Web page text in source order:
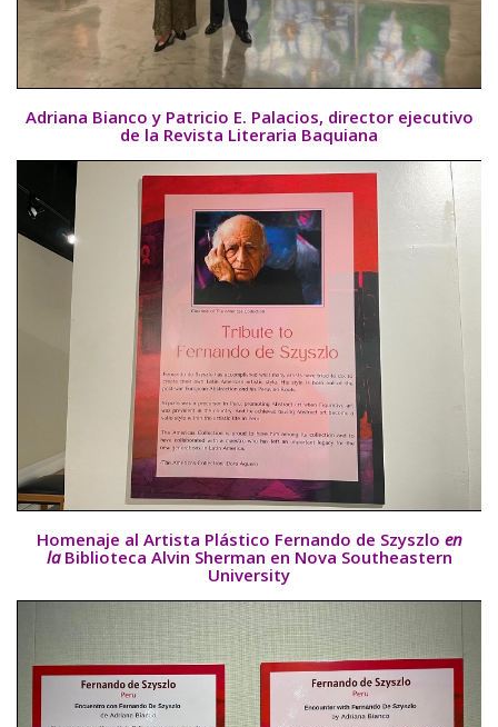
Adriana Bianco y Patricio E. Palacios, director ejecutivo
de la Revista Literaria Baquiana
Homenaje al Artista Plástico Fernando de Szyszlo en
la Biblioteca Alvin Sherman en Nova Southeastern
University